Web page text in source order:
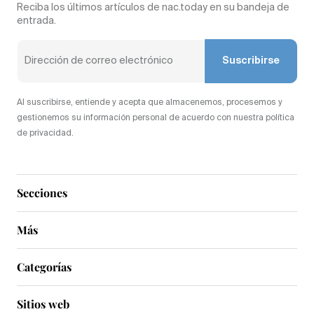
Secciones
Más
Reciba los últimos artículos de nac.today en su bandeja de
entrada.
Suscribirse
Al suscribirse, entiende y acepta que almacenemos, procesemos y
gestionemos su información personal de acuerdo con nuestra política
de privacidad.
Categorías
Sitios web